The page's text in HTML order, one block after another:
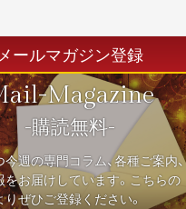
ールマガジン登録
Magazine
-購読無料-
週の専門コラム、各種ご案内、
をお届けしています。こちらの
ぜひご登録ください。